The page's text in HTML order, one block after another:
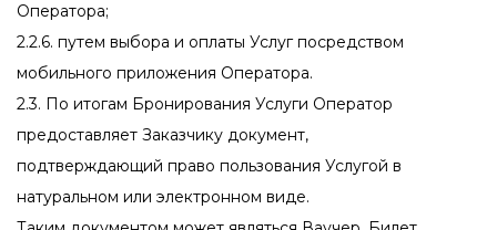
Оператора;
2.2.6. путем выбора и оплаты Услуг посредством
мобильного приложения Оператора.
2.3. По итогам Бронирования Услуги Оператор
предоставляет Заказчику документ,
подтверждающий право пользования Услугой в
натуральном или электронном виде.